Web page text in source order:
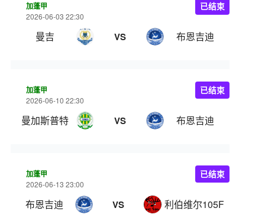
加蓬甲
2026-06-03 22:30
曼吉 VS 布恩吉迪
已结束
加蓬甲
2026-06-10 22:30
曼加斯普特 VS 布恩吉迪
已结束
加蓬甲
2026-06-13 23:00
布恩吉迪 VS 利伯维尔105FC
已结束